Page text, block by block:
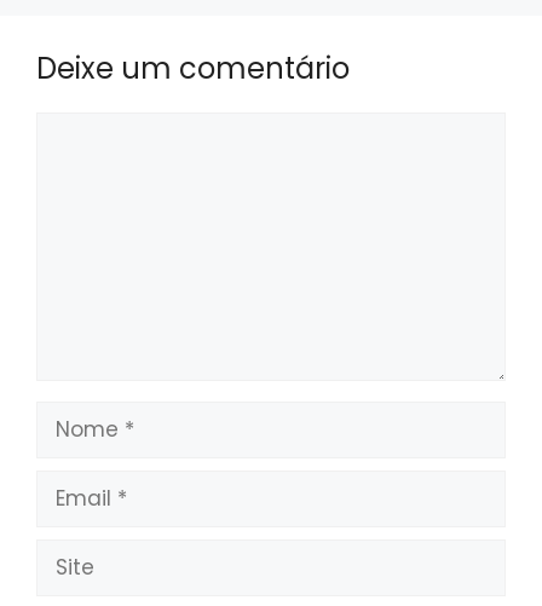
Deixe um comentário
Nome
Email
Site